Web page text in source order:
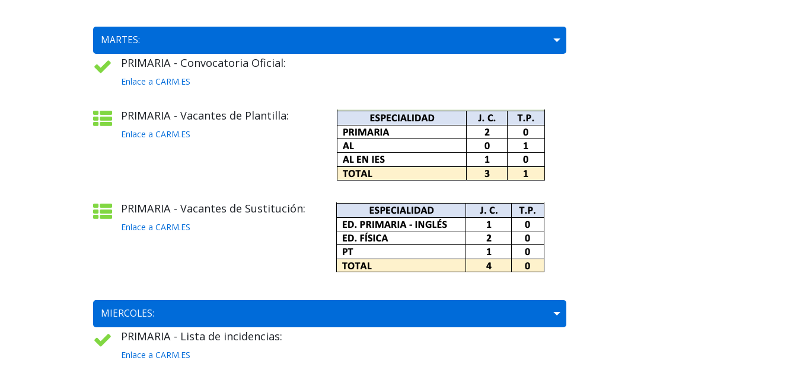
MARTES:
PRIMARIA - Convocatoria Oficial:
Enlace a CARM.ES
PRIMARIA - Vacantes de Plantilla:
Enlace a CARM.ES
PRIMARIA - Vacantes de Sustitución:
Enlace a CARM.ES
MIERCOLES:
PRIMARIA - Lista de incidencias:
Enlace a CARM.ES